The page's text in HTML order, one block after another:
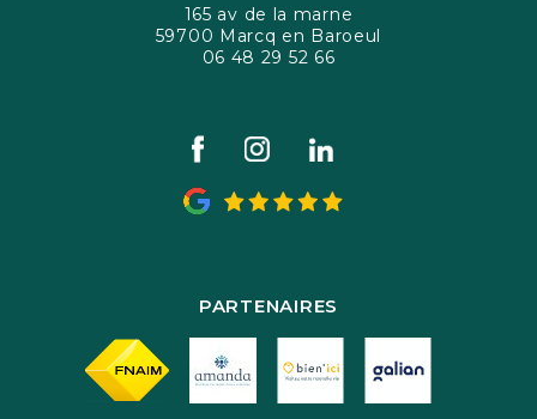
165 av de la marne
59700 Marcq en Baroeul
06 48 29 52 66
PARTENAIRES